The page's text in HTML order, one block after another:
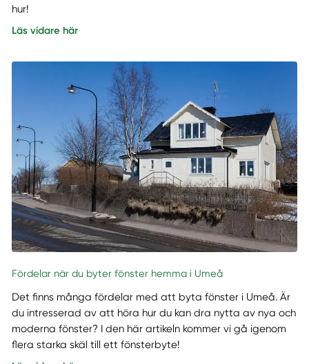
hur!
Läs vidare här
Fördelar när du byter fönster hemma i Umeå
Det finns många fördelar med att byta fönster i Umeå. Är
du intresserad av att höra hur du kan dra nytta av nya och
moderna fönster? I den här artikeln kommer vi gå igenom
flera starka skäl till ett fönsterbyte!